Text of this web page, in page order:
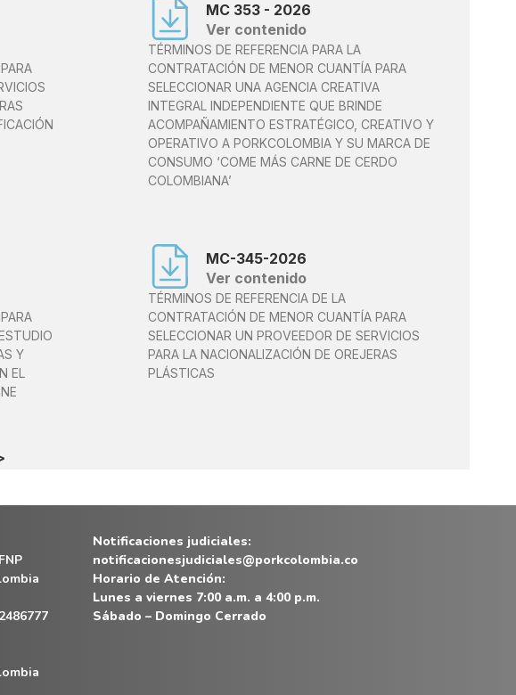
MC 353 - 2026
Ver contenido
TÉRMINOS DE REFERENCIA PARA LA
CONTRATACIÓN DE MENOR CUANTÍA PARA
SELECCIONAR UNA AGENCIA CREATIVA
INTEGRAL INDEPENDIENTE QUE BRINDE
ACOMPAÑAMIENTO ESTRATÉGICO, CREATIVO Y
OPERATIVO A PORKCOLOMBIA Y SU MARCA DE
CONSUMO ‘COME MÁS CARNE DE CERDO
COLOMBIANA’
Y
EL
MC-345-2026
Ver contenido
TÉRMINOS DE REFERENCIA DE LA
CONTRATACIÓN DE MENOR CUANTÍA PARA
SELECCIONAR UN PROVEEDOR DE SERVICIOS
PARA LA NACIONALIZACIÓN DE OREJERAS
PLÁSTICAS
Notificaciones judiciales:
notificacionesjudiciales@porkcolombia.co
Horario de Atención:
Lunes a viernes 7:00 a.m. a 4:00 p.m.
Sábado – Domingo Cerrado